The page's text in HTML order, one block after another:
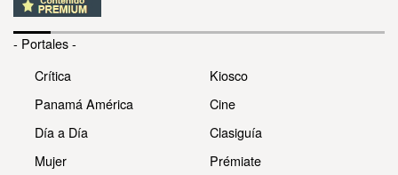
- Portales -
Crítica
Panamá América
Día a Día
Mujer
Kiosco
Cine
Clasiguía
Prémiate